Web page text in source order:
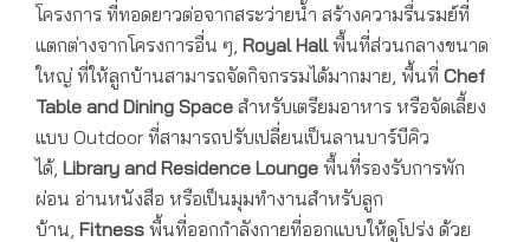
โครงการ ที่ทอดยาวต่อจากสระว่ายน้ำ สร้างความรื่นรมย์ที่
แตกต่างจากโครงการอื่น ๆ, Royal Hallพื้นที่ส่วนกลางขนาด
ใหญ่ ที่ให้ลูกบ้านสามารถจัดกิจกรรมได้มากมาย, พื้นที่ Chef
Table and Dining Space สำหรับเตรียมอาหาร หรือจัดเลี้ยง
แบบ Outdoor ที่สามารถปรับเปลี่ยนเป็นลานบาร์บีคิว
ได้, Library and Residence Lounge พื้นที่รองรับการพัก
ผ่อน อ่านหนังสือ หรือเป็นมุมทำงานสำหรับลูก
บ้าน, Fitness พื้นที่ออกกำลังกายที่ออกแบบให้ดูโปร่ง ด้วย